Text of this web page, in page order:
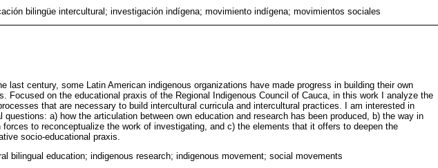
bilingüe intercultural; investigación indígena; movimiento indígena; movimientos sociales
last century, some Latin American indigenous organizations have made progress in building their own
Focused on the educational praxis of the Regional Indigenous Council of Cauca, in this work I analyze the
that are necessary to build intercultural curricula and intercultural practices. I am interested in
questions: a) how the articulation between own education and research has been produced, b) the way in
to reconceptualize the work of investigating, and c) the elements that it offers to deepen the
socio-educational praxis.
bilingual education; indigenous research; indigenous movement; social movements